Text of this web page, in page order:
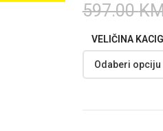
597.00
VELIČINA